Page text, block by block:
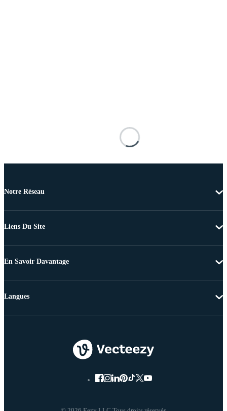
Notre Réseau
Liens Du Site
En Savoir Davantage
Langues